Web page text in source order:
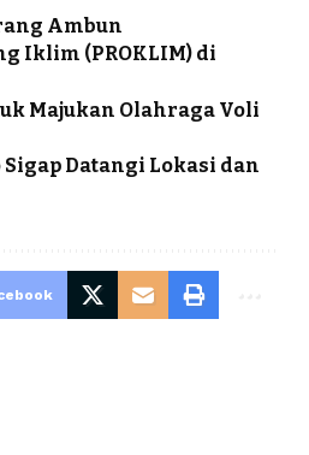
Ambun
Iklim (PROKLIM) di
Majukan Olahraga Voli
Datangi Lokasi dan